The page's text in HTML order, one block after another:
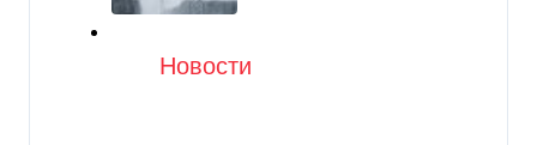
Категория
Новости